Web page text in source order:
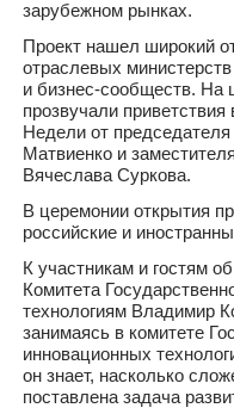
зарубежном рынках.
Проект нашел широкий
отраслевых
и бизнес-сообществ. На
прозвучали приветствия
Недели от
Матвиенко и
Вячеслава Суркова.
В церемонии открытия
российские и
К участникам и гостям
Комитета
технологиям Владимир
занимаясь в комитете
инновационных
он знает, насколько
поставлена задача